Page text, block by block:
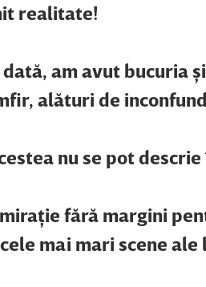
realitate!
am avut bucuria
alături de
nu se pot
fără margini
mai mari scene ale